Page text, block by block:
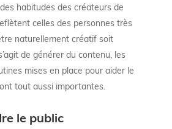
habitudes des créateurs de
celles des personnes très
naturellement créatif soit
de générer du contenu, les
mises en place pour aider le
tout aussi importantes.
le public